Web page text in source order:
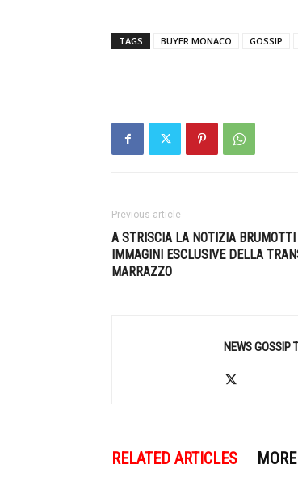
TAGS BUYER MONACO GOSSIP
Previous article
A STRISCIA LA NOTIZIA
IMMAGINI ESCLUSIVE DELLA
MARRAZZO
NEWS GOSSIP
RELATED ARTICLES